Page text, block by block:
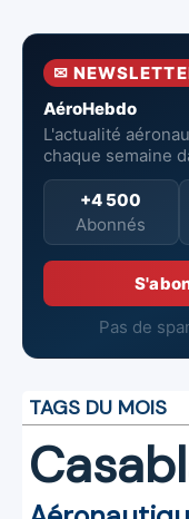
✉
AéroHebdo
L'actualité
chaque semaine
+4 500
Abonnés
Pas de
TAGS DU MOIS